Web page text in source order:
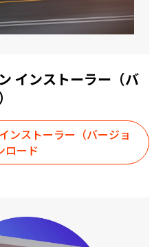
インストーラー（バ
ンストーラー（バージョ
ロード